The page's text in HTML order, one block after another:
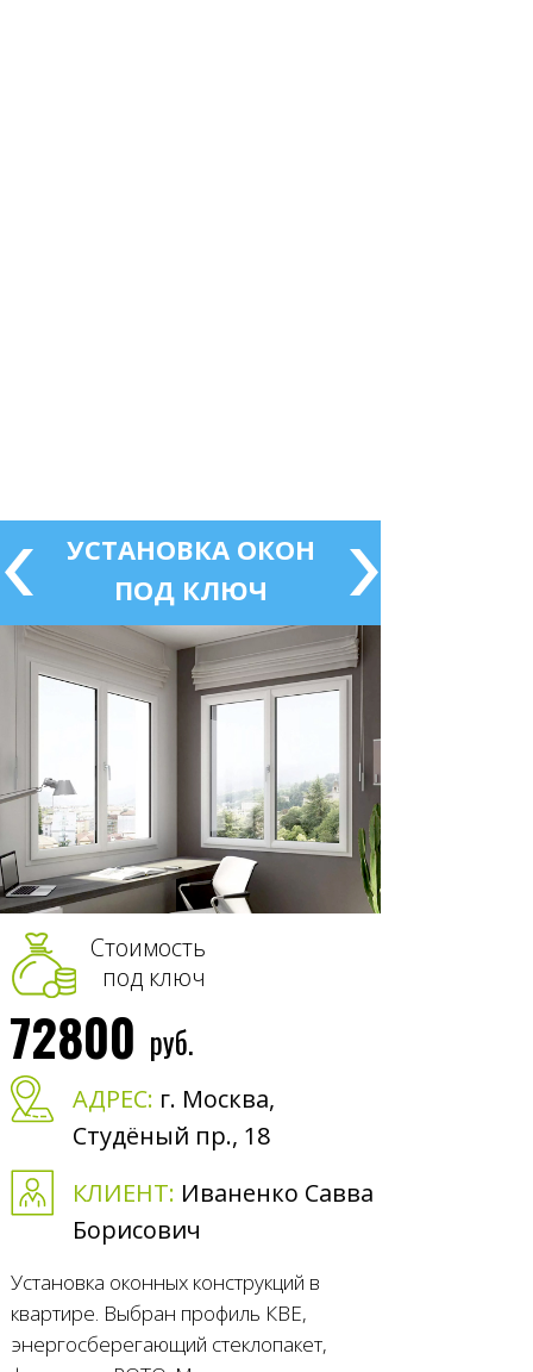
АДРЕС: г. Москва,
Студёный пр., 18
КЛИЕНТ: Иваненко Савва
Борисович
УСТАНОВКА ОКОН
ПОД КЛЮЧ
Установка оконных конструкций в
квартире. Выбран профиль КВЕ,
энергосберегающий стеклопакет,
Стоимость
под ключ
72800 руб.